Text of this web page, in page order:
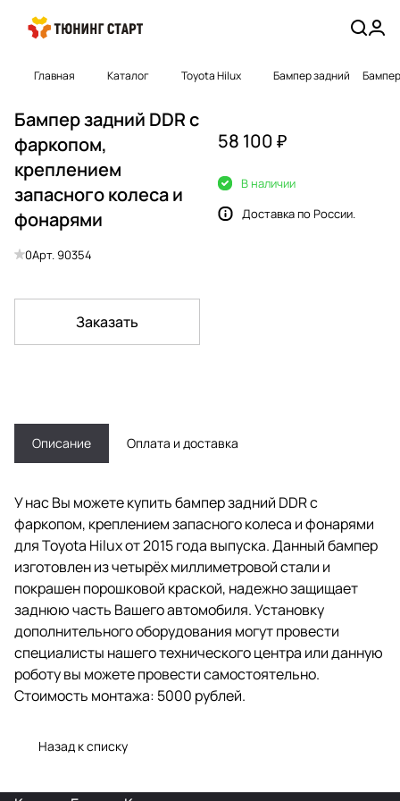
Главная Каталог Toyota Hilux Бампер задний
Бампер задний DDR с
фаркопом,
креплением
запасного колеса и
фонарями
0Арт.90354
Заказать
58 100 ₽
В наличии
Доставка по России.
Описание Оплата и доставка
У нас Вы можете купить бампер задний DDR с
фаркопом, креплением запасного колеса и фонарями
для Toyota Hilux от 2015 года выпуска. Данный бампер
изготовлен из четырёх миллиметровой стали и
покрашен порошковой краской, надежно защищает
заднюю часть Вашего автомобиля. Установку
дополнительного оборудования могут провести
специалисты нашего технического центра или данную
роботу вы можете провести самостоятельно.
Стоимость монтажа: 5000 рублей.
Назад к списку